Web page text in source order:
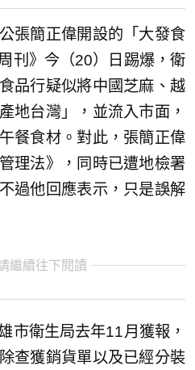
張簡正偉開設的「大發食
刊》今（20）日踢爆，衛
品行疑似將中國芝麻、越
地台灣」，並流入市面，
餐食材。對此，張簡正偉
理法》，同時已遭地檢署
過他回應表示，只是誤解
繼續往下閱讀
市衛生局去年11月獲報，
查獲銷貨單以及已經分裝